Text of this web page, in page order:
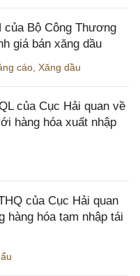
của Bộ Công Thương
giá bán xăng dầu
cáo Xăng dầu
của Cục Hải quan về
hàng hóa xuất nhập
của Cục Hải quan
hàng hóa tạm nhập tái